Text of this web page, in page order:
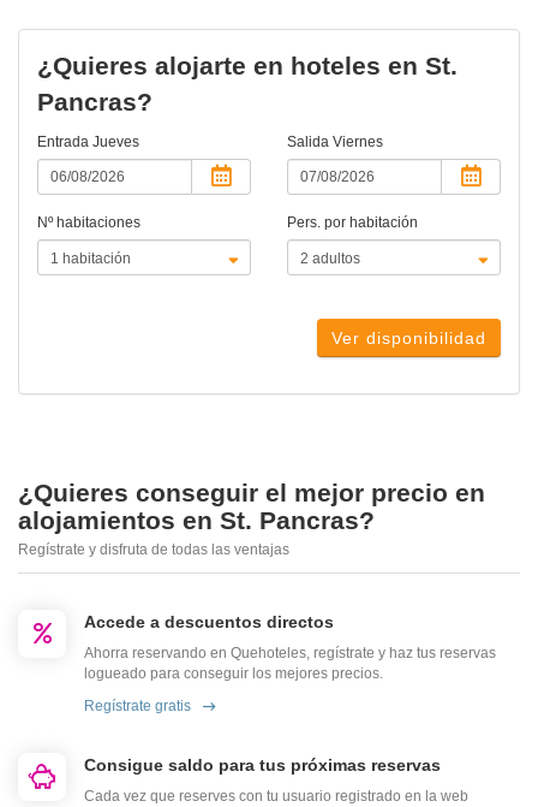
¿Quieres alojarte en hoteles en St.
Pancras?
Entrada Jueves Salida Viernes
Nº habitaciones Pers. por habitación
Ver disponibilidad
¿Quieres conseguir el mejor precio en
alojamientos en St. Pancras?
Regístrate y disfruta de todas las ventajas
Accede a descuentos directos
Ahorra reservando en Quehoteles, regístrate y haz tus reservas
logueado para conseguir los mejores precios.
Regístrate gratis
Consigue saldo para tus próximas reservas
Cada vez que reserves con tu usuario registrado en la web